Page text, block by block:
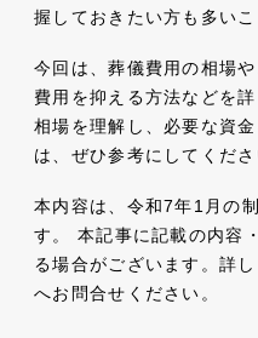
握しておきたい方も多いこ
今回は、葬儀費用の相場
費用を抑える方法などを
相場を理解し、必要な資
は、ぜひ参考にしてくださ
本内容は、令和7年1月の
す。 本記事に記載の内容
る場合がございます。詳
へお問合せください。